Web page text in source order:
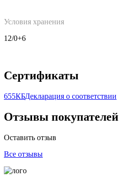
Условия хранения
12/0+6
Сертификаты
655КБДекларация о соответствии
Отзывы покупателей
Оставить отзыв
Все отзывы